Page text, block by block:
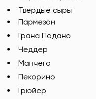
Твердые сыры
Пармезан
Грана Падано
Чеддер
Манчего
Пекорино
Грюйер